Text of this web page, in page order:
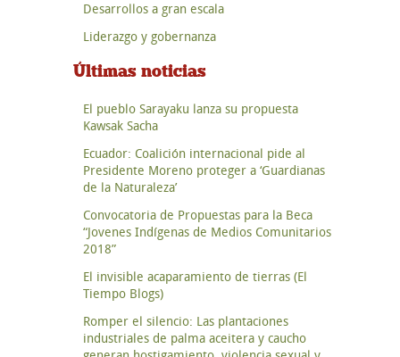
Desarrollos a gran escala
Liderazgo y gobernanza
Últimas noticias
El pueblo Sarayaku lanza su propuesta
Kawsak Sacha
Ecuador: Coalición internacional pide al
Presidente Moreno proteger a ‘Guardianas
de la Naturaleza’
Convocatoria de Propuestas para la Beca
“Jovenes Indígenas de Medios Comunitarios
2018”
El invisible acaparamiento de tierras (El
Tiempo Blogs)
Romper el silencio: Las plantaciones
industriales de palma aceitera y caucho